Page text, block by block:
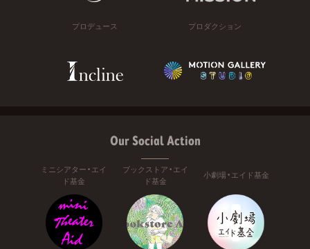
プロデュース プロダクション
Our Social Action
ミニシアター・エイ
ド基金
ブックストア・エイ
ド基金
小劇場・エイド基金